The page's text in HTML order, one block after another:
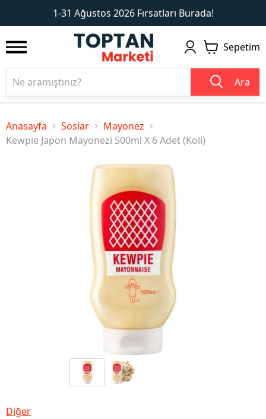
1-31 Ağustos 2026 Fırsatları Burada!
1 2
Sepetim
Ara
Anasayfa Soslar
Mayonez
Kewpie Japon Mayonezi 500ml X 6 Adet (Koli)
Diğer